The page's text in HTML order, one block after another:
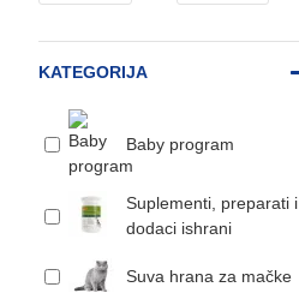
KATEGORIJA
Baby program
Suplementi, preparati i
dodaci ishrani
Suva hrana za mačke